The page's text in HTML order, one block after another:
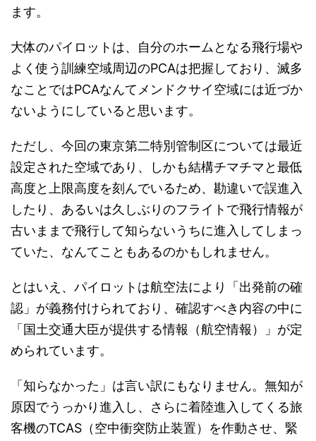
ます。
大体のパイロットは、自分のホームとなる飛行場や
よく使う訓練空域周辺のPCAは把握しており、滅多
なことではPCAなんてメンドクサイ空域には近づか
ないようにしていると思います。
ただし、今回の東京第二特別管制区については最近
設定された空域であり、しかも結構チマチマと最低
高度と上限高度を刻んでいるため、勘違いで誤進入
したり、あるいは久しぶりのフライトで飛行情報が
古いままで飛行して知らないうちに進入してしまっ
ていた、なんてこともあるのかもしれません。
とはいえ、パイロットは航空法により「出発前の確
認」が義務付けられており、確認すべき内容の中に
「国土交通大臣が提供する情報（航空情報）」が定
められています。
「知らなかった」は言い訳にもなりません。無知が
原因でうっかり進入し、さらに着陸進入してくる旅
客機のTCAS（空中衝突防止装置）を作動させ、緊